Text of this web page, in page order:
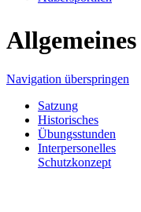
Allgemeines
Navigation überspringen
Satzung
Historisches
Übungsstunden
Interpersonelles
Schutzkonzept